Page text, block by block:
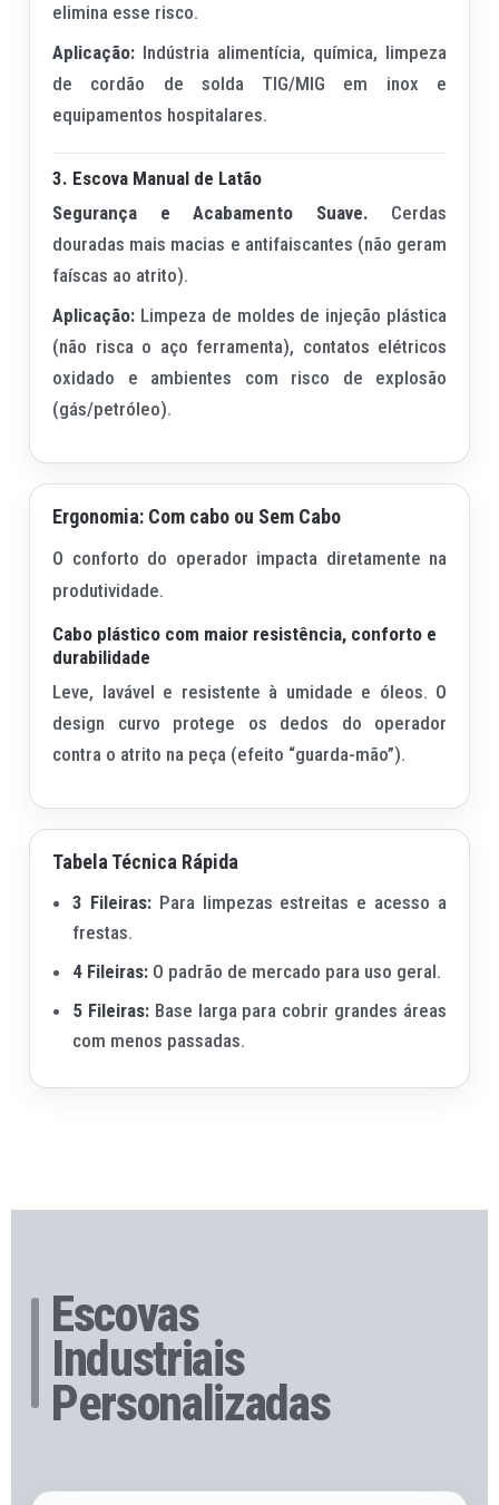
elimina esse risco.
Aplicação: Indústria alimentícia, química, limpeza
de cordão de solda TIG/MIG em inox e
equipamentos hospitalares.
3. Escova Manual de Latão
Segurança e Acabamento Suave. Cerdas
douradas mais macias e antifaiscantes (não geram
faíscas ao atrito).
Aplicação: Limpeza de moldes de injeção plástica
(não risca o aço ferramenta), contatos elétricos
oxidado e ambientes com risco de explosão
(gás/petróleo).
Ergonomia: Com cabo ou Sem Cabo
O conforto do operador impacta diretamente na
produtividade.
Cabo plástico com maior resistência, conforto e
durabilidade
Leve, lavável e resistente à umidade e óleos. O
design curvo protege os dedos do operador
contra o atrito na peça (efeito “guarda-mão”).
Tabela Técnica Rápida
3 Fileiras:Para limpezas estreitas e acesso a
frestas.
4 Fileiras: O padrão de mercado para uso geral.
5 Fileiras:Base larga para cobrir grandes áreas
com menos passadas.
Escovas
Industriais
Personalizadas